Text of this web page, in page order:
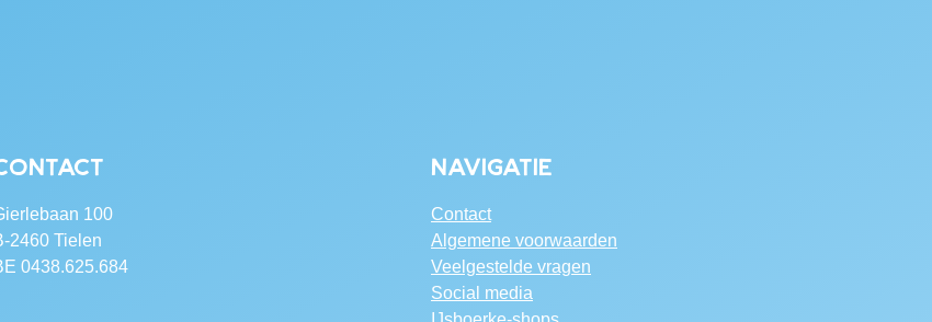
100
2460 Tielen
0438.625.684
Navigatie
Contact
Algemene voorwaarden
Veelgestelde vragen
Social media